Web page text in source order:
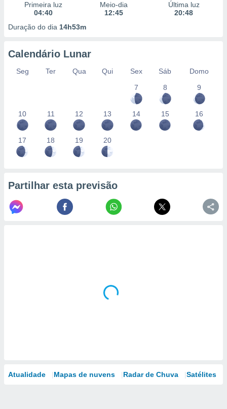
Primeira luz
04:40
Meio-dia
12:45
Última luz
20:48
Duração do dia 14h53m
Calendário Lunar
Seg Ter Qua Qui Sex Sáb
Domo
7
8 9
10 11 12 13 14 15 16
17 18 19 20
Partilhar esta previsão
Atualidade Mapas de nuvens Radar de Chuva Satélites